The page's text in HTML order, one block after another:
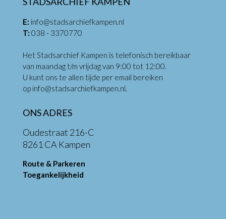
E: info@stadsarchiefkampen.nl
T: 038 - 3370770
Het Stadsarchief Kampen is telefonisch bereikbaar
van maandag t/m vrijdag van 9:00 tot 12:00.
U kunt ons te allen tijde per email bereiken
op info@stadsarchiefkampen.nl.
ONS ADRES
Oudestraat 216-C
8261 CA Kampen
Route & Parkeren
Toegankelijkheid